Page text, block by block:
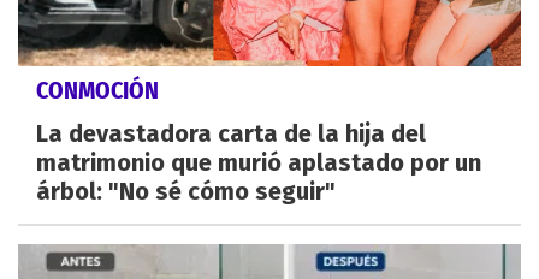
CONMOCIÓN
La devastadora carta de la hija del
matrimonio que murió aplastado por un
árbol: "No sé cómo seguir"